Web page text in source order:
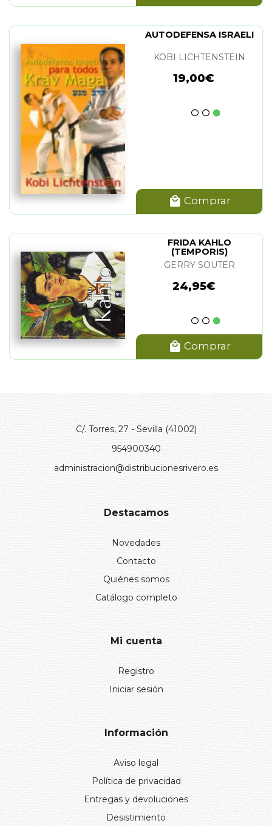
AUTODEFENSA ISRAELI
KOBI LICHTENSTEIN
19,00€
Comprar
FRIDA KAHLO
(TEMPORIS)
GERRY SOUTER
24,95€
Comprar
C/. Torres, 27 - Sevilla (41002)
954900340
administracion@distribucionesrivero.es
Destacamos
Novedades
Contacto
Quiénes somos
Catálogo completo
Mi cuenta
Registro
Iniciar sesión
Información
Aviso legal
Política de privacidad
Entregas y devoluciones
Desistimiento